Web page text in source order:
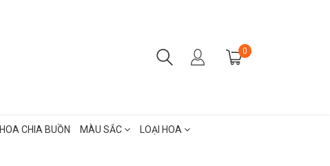
0
HOA CHIA BUỒN MÀU SẮC LOẠI HOA